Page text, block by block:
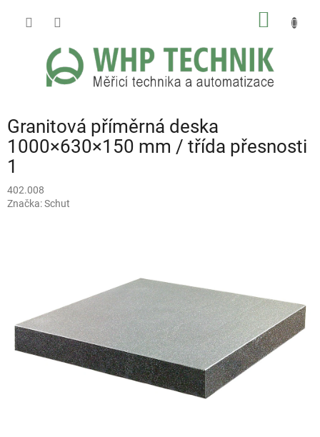
Granitová příměrná deska
1000×630×150 mm / třída přesnosti
1
402.008
Značka:Schut